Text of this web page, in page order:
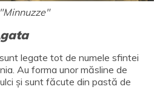
"Minnuzze"
legate tot de numele sfintei
Au forma unor măsline de
și sunt făcute din pastă de